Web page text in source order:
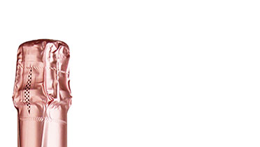
El CidPeskera
SuzeTarradellas